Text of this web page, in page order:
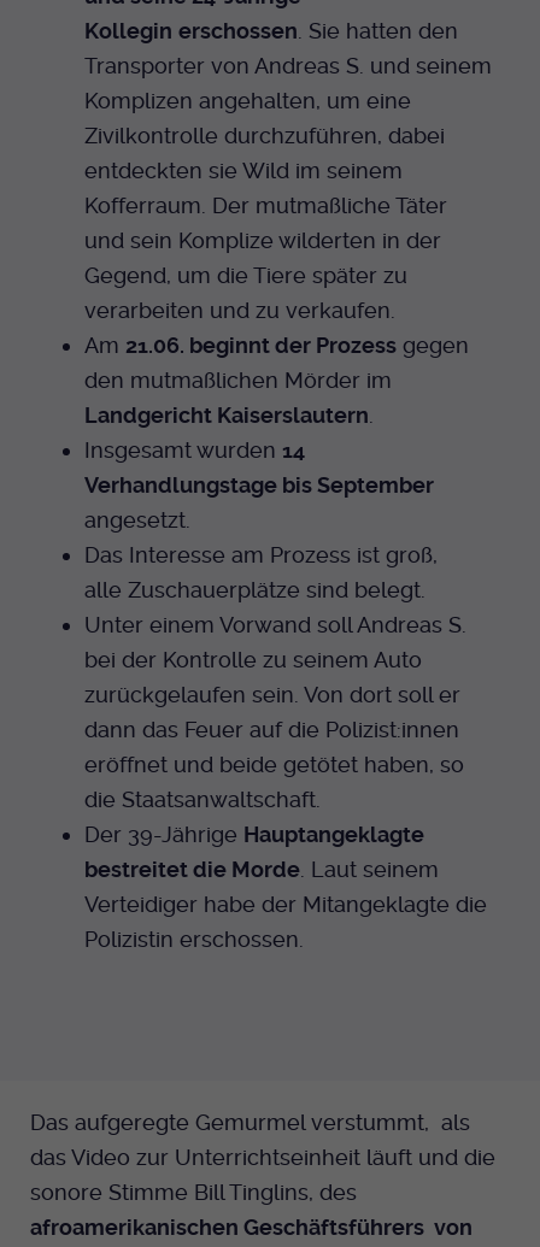
Kollegin erschossen . Sie hatten den
Transporter von Andreas S. und seinem
Komplizen angehalten, um eine
Zivilkontrolle durchzuführen, dabei
entdeckten sie Wild im seinem
Kofferraum. Der mutmaßliche Täter
und sein Komplize wilderten in der
Gegend, um die Tiere später zu
verarbeiten und zu verkaufen.
Am 21.06. beginnt der Prozess gegen
den mutmaßlichen Mörder im
Landgericht Kaiserslautern
Insgesamt wurden 14
Verhandlungstage bis September
angesetzt.
Das Interesse am Prozess ist groß,
alle Zuschauerplätze sind belegt.
Unter einem Vorwand soll Andreas S.
bei der Kontrolle zu seinem Auto
zurückgelaufen sein. Von dort soll er
dann das Feuer auf die Polizist:innen
eröffnet und beide getötet haben, so
die Staatsanwaltschaft.
Der 39-Jährige Hauptangeklagte
bestreitet die Morde . Laut seinem
Verteidiger habe der Mitangeklagte die
Polizistin erschossen.
Das aufgeregte Gemurmel verstummt, als
das Video zur Unterrichtseinheit läuft und die
sonore Stimme Bill Tinglins, des
afroamerikanischen Geschäftsführers von
Zweck
festzustellen ob ein Benutzer im TYPO3
Backend eingelogged ist und die Seite
bearbeiten darf.
Name fe_typo_user
Anbieter EKHN
Laufzeit Ende der Sitzung
Zweck
Dieser Cookie wird genutzt um
Frontend eingelogged ist und die Seite
bearbeiten darf.
PHPSESSID
Anbieter EKHN
Zweck
PHP Daten Identifikator, der gesetzt wird
wenn die PHP session() Methode benutzt
wird.
Name uid
Laufzeit Ende der Sitzung
Anbieter EKHN
Laufzeit
dieser Cookie am Ende der Sitzung
gelöscht. Ansonsten 1 Monat.
Anbieter Medienhaus der EKHN GmbH
Laufzeit 13 Monate
Zweck Einzigartige Besucher ID.
Anbieter Medienhaus der EKHN GmbH
Laufzeit 30 Minuten
Zur Speicherung kurzfristiger
Informationen über den Besuch.
Name mtm_cookie_consent
Anbieter Medienhaus der EKHN GmbH
Laufzeit
Zweck
Speicherung der Cookie Constent
Einstellungen
Cookie-Informationen anzeigen
Marketing
Reichweiten Analyse
Name
Anbieter Facebook Ireland Limited
Laufzeit 3 Monate
Zweck Anzeigen / Ads
Cookie-Informationen anzeigen
Facebook
Instagram
Spotify
Giphy